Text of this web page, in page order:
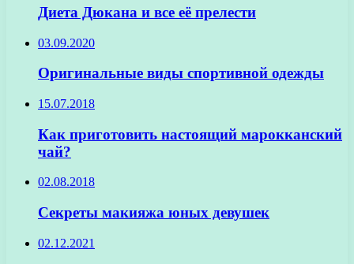
Диета Дюкана и все её прелести
03.09.2020
Оригинальные виды спортивной одежды
15.07.2018
Как приготовить настоящий марокканский
чай?
02.08.2018
Секреты макияжа юных девушек
02.12.2021